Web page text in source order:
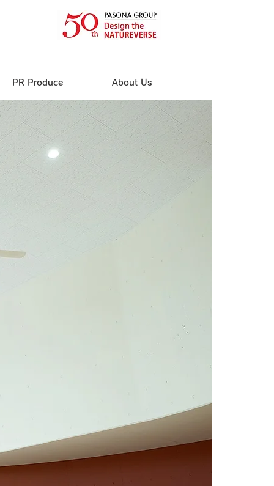
PR Produce About Us